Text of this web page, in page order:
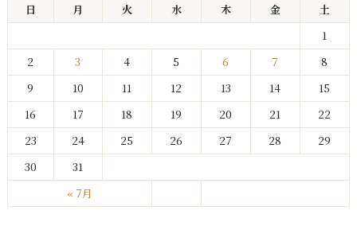
日 月 火 水 木 金 土
« 7月
1
2
3 4 5 6 7
8
9
10 11 12 13 14
15
16
17 18 19 20 21
22
23
24 25 26 27 28
29
30
31